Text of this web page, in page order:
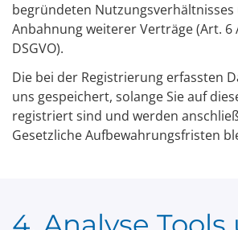
begründeten Nutzungsverhältnisses
Anbahnung weiterer Verträge (Art. 6
DSGVO).
Die bei der Registrierung erfassten
uns gespeichert, solange Sie auf
registriert sind und werden
Gesetzliche Aufbewahrungsfristen